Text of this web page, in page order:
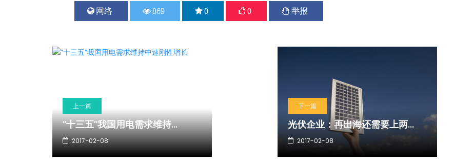
网络 869 0 0 举报
上一篇
“十三五”我国用电需求维持...
2017-02-08
下一篇
光伏企业：再出海还需要上两...
2017-02-08